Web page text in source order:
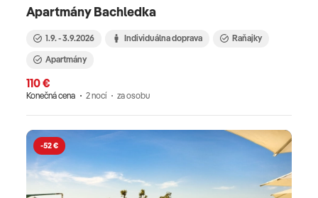
Apartmány Bachledka
1.9. - 3.9.2026 Individuálna doprava
Raňajky
Apartmány
110 €
Konečná cena 2 nocí za osobu
-52 €